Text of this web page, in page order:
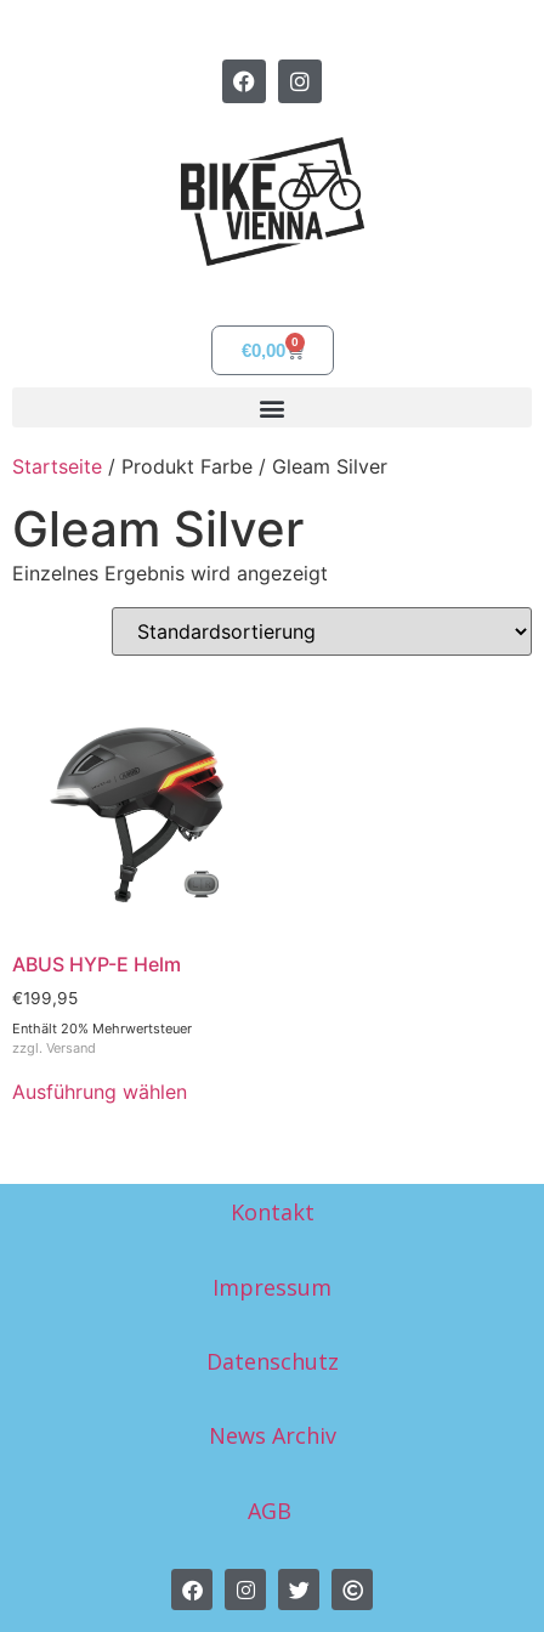
€0,00 0
Startseite / Produkt Farbe / Gleam Silver
Gleam Silver
Einzelnes Ergebnis wird angezeigt
ABUS HYP-E Helm
€199,95
Enthält 20% Mehrwertsteuer
zzgl. Versand
Ausführung wählen
Kontakt
Impressum
Datenschutz
News Archiv
AGB